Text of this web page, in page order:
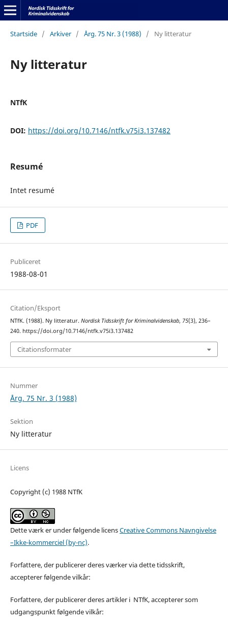
Startside / Arkiver / Årg. 75 Nr. 3 (1988) / Ny litteratur
Ny litteratur
NTfK
DOI: https://doi.org/10.7146/ntfk.v75i3.137482
Resumé
Intet resumé
PDF
Publiceret
1988-08-01
Citation/Eksport
NTfK. (1988). Ny litteratur. Nordisk Tidsskrift for Kriminalvidenskab, 75(3), 236–
240. https://doi.org/10.7146/ntfk.v75i3.137482
Citationsformater
Nummer
Årg. 75 Nr. 3 (1988)
Sektion
Ny litteratur
Licens
Copyright (c) 1988 NTfK
Dette værk er under følgende licensCreative Commons Navngivelse
–Ikke-kommerciel (by-nc).
Forfattere, der publicerer deres værker via dette tidsskrift,
accepterer følgende vilkår:
Forfattere, der publicerer deres artikler i NTfK, accepterer som
udgangspunkt følgende vilkår: